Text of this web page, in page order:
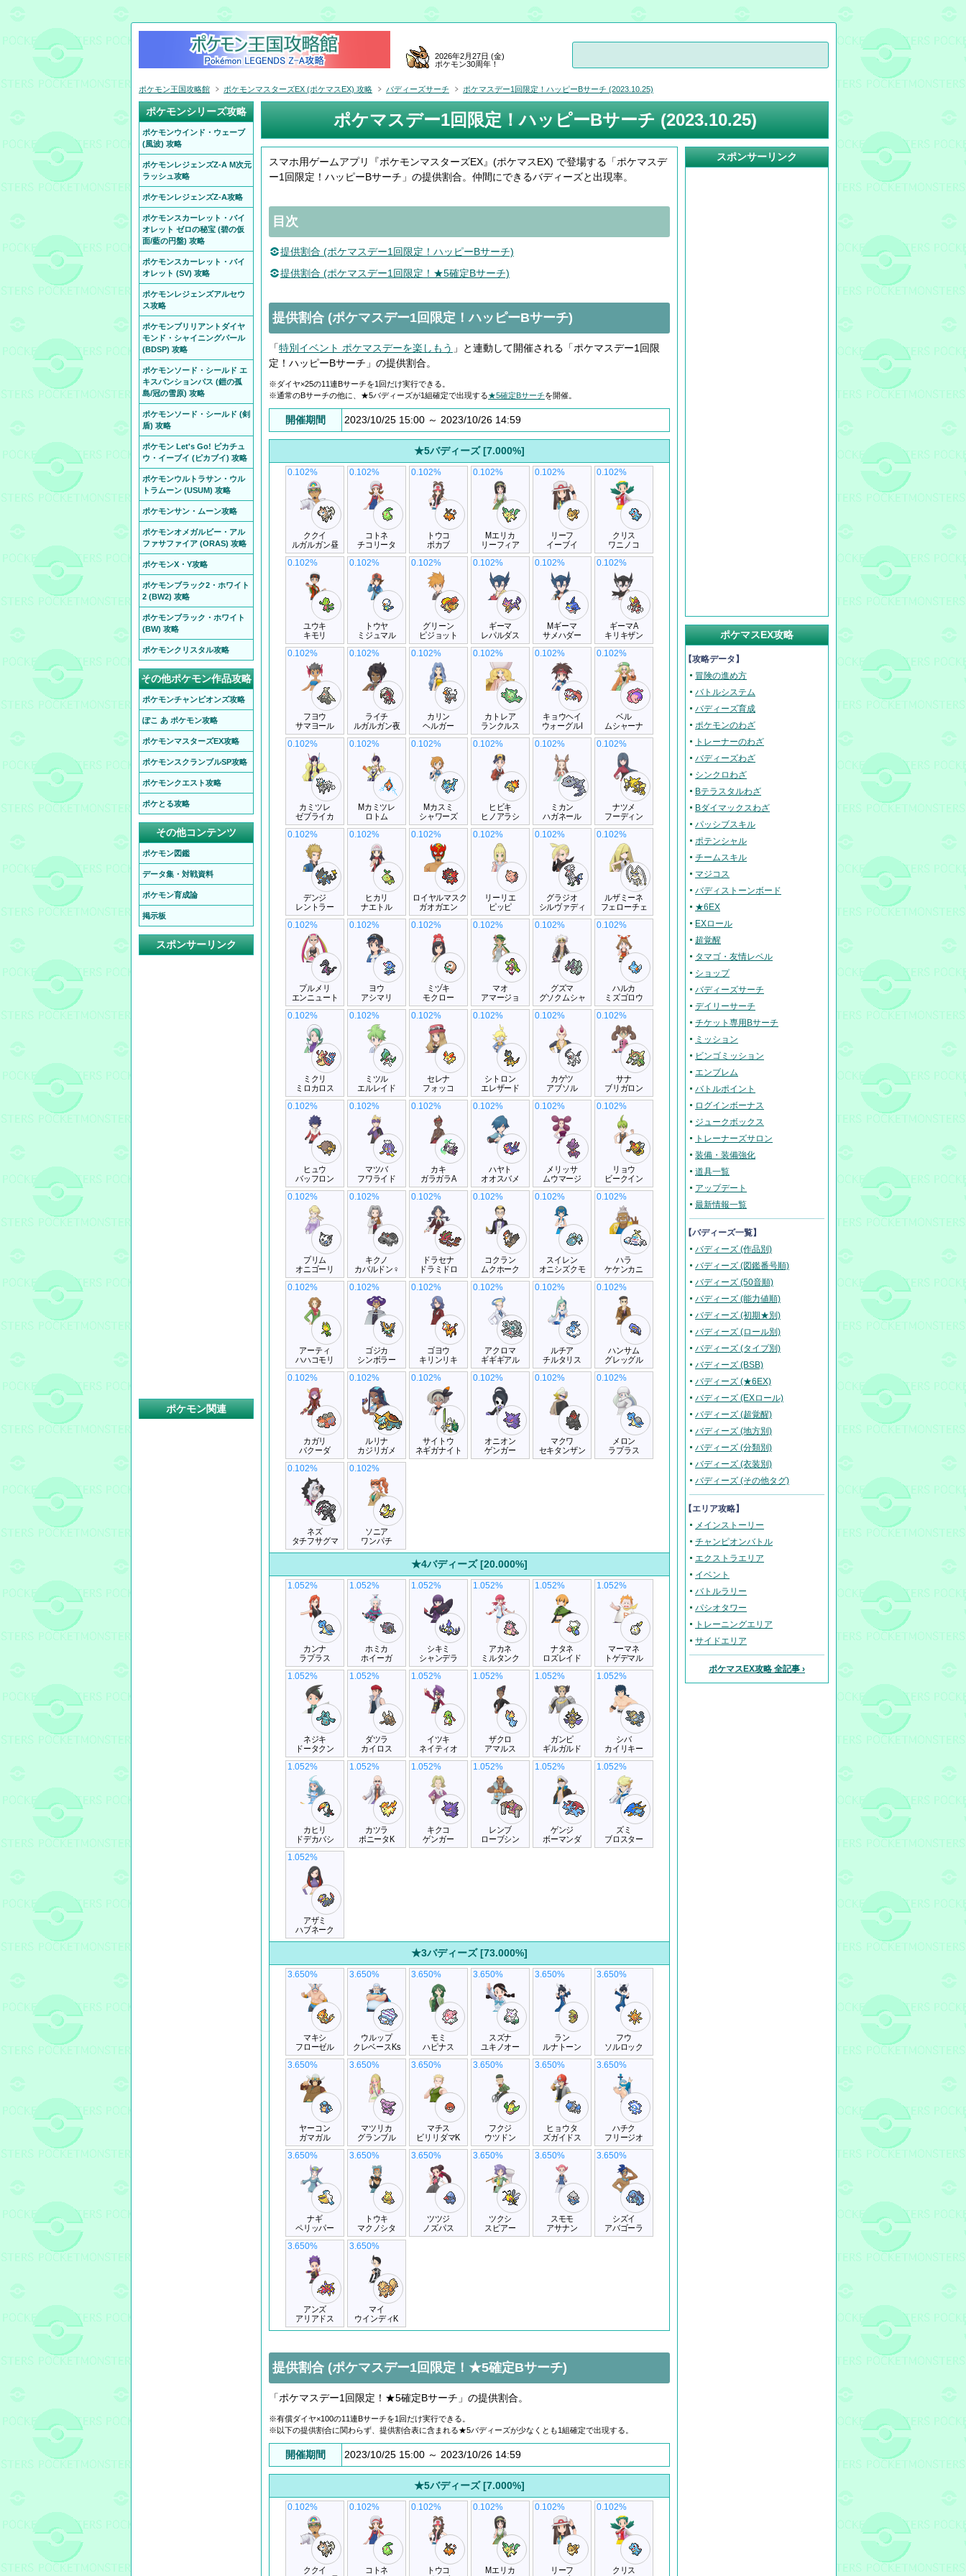
ポケマスデー1回限定！ハッピーBサーチ (2023.10.25)
スマホ用ゲームアプリ『ポケモンマスターズEX』(ポケマスEX) で登場する「ポケマスデ
ー1回限定！ハッピーBサーチ」の提供割合。仲間にできるバディーズと出現率。
目次
提供割合 (ポケマスデー1回限定！ハッピーBサーチ)
提供割合 (ポケマスデー1回限定！★5確定Bサーチ)
提供割合 (ポケマスデー1回限定！ハッピーBサーチ)
「特別イベント ポケマスデーを楽しもう 」と連動して開催される「ポケマスデー1回限
定！ハッピーBサーチ」の提供割合。
※ダイヤ×25の11連Bサーチを1回だけ実行できる。
※通常のBサーチの他に、★5バディーズが1組確定で出現する★5確定Bサーチを開催。
開催期間 2023/10/25 15:00 ～ 2023/10/26 14:59
★5バディーズ [7.000%]
ククイ
ルガルガン昼
0.102%
コトネ
チコリータ
0.102%
トウコ
ポカブ
0.102%
Mエリカ
リーフィア
0.102%
リーフ
イーブイ
0.102%
クリス
ワニノコ
0.102%
ユウキ
キモリ
0.102%
トウヤ
ミジュマル
0.102%
グリーン
ピジョット
0.102%
ギーマ
レパルダス
0.102%
Mギーマ
サメハダー
0.102%
ギーマA
キリキザン
0.102%
フヨウ
サマヨール
0.102%
ライチ
ルガルガン夜
0.102%
カリン
ヘルガー
0.102%
カトレア
ランクルス
0.102%
キョウヘイ
ウォーグルI
0.102%
ベル
ムシャーナ
0.102%
カミツレ
ゼブライカ
0.102%
Mカミツレ
ロトム
0.102%
Mカスミ
シャワーズ
0.102%
ヒビキ
ヒノアラシ
0.102%
ミカン
ハガネール
0.102%
ナツメ
フーディン
0.102%
デンジ
レントラー
0.102%
ヒカリ
ナエトル
0.102%
ロイヤルマスク
ガオガエン
0.102%
リーリエ
ピッピ
0.102%
グラジオ
シルヴァディ
0.102%
ルザミーネ
フェローチェ
0.102%
プルメリ
エンニュート
0.102%
ヨウ
アシマリ
0.102%
ミヅキ
モクロー
0.102%
マオ
アマージョ
0.102%
グズマ
グソクムシャ
0.102%
ハルカ
ミズゴロウ
0.102%
ミクリ
ミロカロス
0.102%
ミツル
エルレイド
0.102%
セレナ
フォッコ
0.102%
シトロン
エレザード
0.102%
カゲツ
アブソル
0.102%
サナ
ブリガロン
0.102%
ヒュウ
バッフロン
0.102%
マツバ
フワライド
0.102%
カキ
ガラガラA
0.102%
ハヤト
オオスバメ
0.102%
メリッサ
ムウマージ
0.102%
リョウ
ビークイン
0.102%
プリム
オニゴーリ
0.102%
キクノ
カバルドン♀
0.102%
ドラセナ
ドラミドロ
0.102%
コクラン
ムクホーク
0.102%
スイレン
オニシズクモ
0.102%
ハラ
ケケンカニ
0.102%
アーティ
ハハコモリ
0.102%
ゴジカ
シンボラー
0.102%
ゴヨウ
キリンリキ
0.102%
アクロマ
ギギギアル
0.102%
ルチア
チルタリス
0.102%
ハンサム
グレッグル
0.102%
カガリ
バクーダ
0.102%
ルリナ
カジリガメ
0.102%
サイトウ
ネギガナイト
0.102%
オニオン
ゲンガー
0.102%
マクワ
セキタンザン
0.102%
メロン
ラプラス
0.102%
ネズ
タチフサグマ
0.102%
ソニア
ワンパチ
0.102%
★4バディーズ [20.000%]
カンナ
ラプラス
1.052%
ホミカ
ホイーガ
1.052%
シキミ
シャンデラ
1.052%
アカネ
ミルタンク
1.052%
ナタネ
ロズレイド
1.052%
マーマネ
トゲデマル
1.052%
ネジキ
ドータクン
1.052%
ダツラ
カイロス
1.052%
イツキ
ネイティオ
1.052%
ザクロ
アマルス
1.052%
ガンピ
ギルガルド
1.052%
シバ
カイリキー
1.052%
カヒリ
ドデカバシ
1.052%
カツラ
ポニータK
1.052%
キクコ
ゲンガー
1.052%
レンブ
ローブシン
1.052%
ゲンジ
ボーマンダ
1.052%
ズミ
ブロスター
1.052%
アザミ
ハブネーク
1.052%
★3バディーズ [73.000%]
マキシ
フローゼル
3.650%
ウルップ
クレベースKs
3.650%
モミ
ハピナス
3.650%
スズナ
ユキノオー
3.650%
ラン
ルナトーン
3.650%
フウ
ソルロック
3.650%
ヤーコン
ガマガル
3.650%
マツリカ
グランブル
3.650%
マチス
ビリリダマK
3.650%
フクジ
ウツドン
3.650%
ヒョウタ
ズガイドス
3.650%
ハチク
フリージオ
3.650%
ナギ
ペリッパー
3.650%
トウキ
マクノシタ
3.650%
ツツジ
ノズパス
3.650%
ツクシ
スピアー
3.650%
スモモ
アサナン
3.650%
シズイ
アバゴーラ
3.650%
アンズ
アリアドス
3.650%
マイ
ウインディK
3.650%
提供割合 (ポケマスデー1回限定！★5確定Bサーチ)
「ポケマスデー1回限定！★5確定Bサーチ」の提供割合。
※有償ダイヤ×100の11連Bサーチを1回だけ実行できる。
※以下の提供割合に関わらず、提供割合表に含まれる★5バディーズが少なくとも1組確定で出現する。
開催期間 2023/10/25 15:00 ～ 2023/10/26 14:59
★5バディーズ [7.000%]
ククイ
0.102%
コトネ
0.102%
トウコ
0.102%
Mエリカ
0.102%
リーフ
0.102%
クリス
0.102%
スポンサーリンク
ポケマスEX攻略
【攻略データ】
冒険の進め方
バトルシステム
バディーズ育成
ポケモンのわざ
トレーナーのわざ
バディーズわざ
シンクロわざ
Bテラスタルわざ
Bダイマックスわざ
パッシブスキル
ポテンシャル
チームスキル
マジコス
バディストーンボード
★6EX
EXロール
超覚醒
タマゴ・友情レベル
ショップ
バディーズサーチ
デイリーサーチ
チケット専用Bサーチ
ミッション
ビンゴミッション
エンブレム
バトルポイント
ログインボーナス
ジュークボックス
トレーナーズサロン
装備・装備強化
道具一覧
アップデート
最新情報一覧
【バディーズ一覧】
バディーズ (作品別)
バディーズ (図鑑番号順)
バディーズ (50音順)
バディーズ (能力値順)
バディーズ (初期★別)
バディーズ (ロール別)
バディーズ (タイプ別)
バディーズ (BSB)
バディーズ (★6EX)
バディーズ (EXロール)
バディーズ (超覚醒)
バディーズ (地方別)
バディーズ (分類別)
バディーズ (衣装別)
バディーズ (その他タグ)
【エリア攻略】
メインストーリー
チャンピオンバトル
エクストラエリア
イベント
バトルラリー
パシオタワー
トレーニングエリア
サイドエリア
ポケマスEX攻略 全記事 ›
2026年2月27日 (金)
ポケモン30周年！
ポケモン王国攻略館 ポケモンマスターズEX (ポケマスEX) 攻略 バディーズサーチ ポケマスデー1回限定！ハッピーBサーチ (2023.10.25)
ポケモンシリーズ攻略
ポケモンウインド・ウェーブ
(風波) 攻略
ポケモンレジェンズZ-A M次元
ラッシュ攻略
ポケモンレジェンズZ-A攻略
ポケモンスカーレット・バイ
オレット ゼロの秘宝 (碧の仮
面/藍の円盤) 攻略
ポケモンスカーレット・バイ
オレット (SV) 攻略
ポケモンレジェンズアルセウ
ス攻略
ポケモンブリリアントダイヤ
モンド・シャイニングパール
(BDSP) 攻略
ポケモンソード・シールド エ
キスパンションパス (鎧の孤
島/冠の雪原) 攻略
ポケモンソード・シールド (剣
盾) 攻略
ポケモン Let's Go! ピカチュ
ウ・イーブイ (ピカブイ) 攻略
ポケモンウルトラサン・ウル
トラムーン (USUM) 攻略
ポケモンサン・ムーン攻略
ポケモンオメガルビー・アル
ファサファイア (ORAS) 攻略
ポケモンX・Y攻略
ポケモンブラック2・ホワイト
2 (BW2) 攻略
ポケモンブラック・ホワイト
(BW) 攻略
ポケモンクリスタル攻略
その他ポケモン作品攻略
ポケモンチャンピオンズ攻略
ぽこ あ ポケモン攻略
ポケモンマスターズEX攻略
ポケモンスクランブルSP攻略
ポケモンクエスト攻略
ポケとる攻略
その他コンテンツ
ポケモン図鑑
データ集・対戦資料
ポケモン育成論
掲示板
スポンサーリンク
ポケモン関連